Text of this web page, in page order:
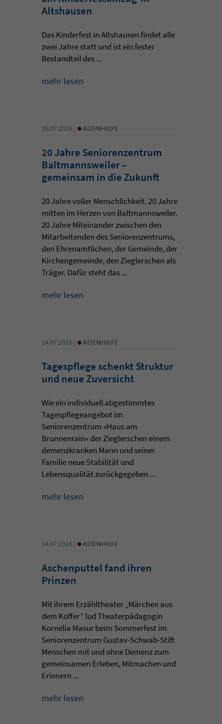
Altshausen
Das Kinderfest in Altshausen findet alle
zwei Jahre statt und ist ein fester
Bestandteil des ...
mehr lesen
16.07.2026 | • ALTENHILFE
20 Jahre Seniorenzentrum
Baltmannsweiler –
gemeinsam in die Zukunft
20 Jahre voller Menschlichkeit. 20 Jahre
mitten im Herzen von Baltmannsweiler.
20 Jahre Miteinander zwischen den
Mitarbeitenden des Seniorenzentrums,
den Ehrenamtlichen, der Gemeinde, der
Kirchengemeinde, den Zieglerschen als
Träger. Dafür steht das ...
mehr lesen
14.07.2026 | • ALTENHILFE
Tagespflege schenkt Struktur
und neue Zuversicht
Wie ein individuell abgestimmtes
Tagespflegeangebot im
Seniorenzentrum »Haus am
Brunnenrain« der Zieglerschen einem
demenzkranken Mann und seiner
Familie neue Stabilität und
Lebensqualität zurückgegeben ...
mehr lesen
14.07.2026 | • ALTENHILFE
Aschenputtel fand ihren
Prinzen
Mit ihrem Erzähltheater „Märchen aus
dem Koffer“ lud Theaterpädagogin
Kornelia Masur beim Sommerfest im
Seniorenzentrum Gustav-Schwab-Stift
Menschen mit und ohne Demenz zum
gemeinsamen Erleben, Mitmachen und
Erinnern ...
mehr lesen